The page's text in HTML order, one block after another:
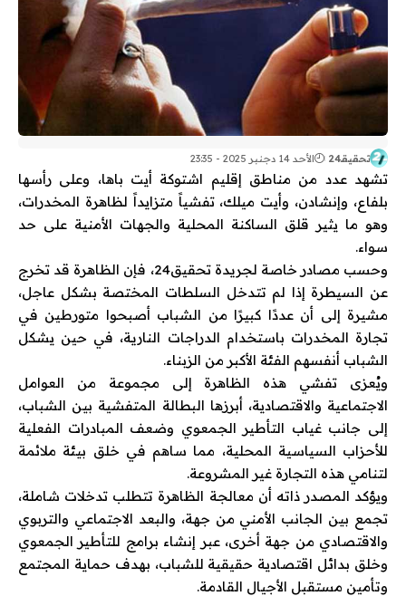
تحقيقـ24 الأحد 14 دجنبر 2025 - 23:35
تشهد عدد من مناطق إقليم اشتوكة أيت باها، وعلى رأسها
بلفاع، وإنشادن، وأيت ميلك، تفشياً متزايداً لظاهرة المخدرات،
وهو ما يثير قلق الساكنة المحلية والجهات الأمنية على حد
سواء.
وحسب مصادر خاصة لجريدة تحقيق24، فإن الظاهرة قد تخرج
عن السيطرة إذا لم تتدخل السلطات المختصة بشكل عاجل،
مشيرة إلى أن عددًا كبيرًا من الشباب أصبحوا متورطين في
تجارة المخدرات باستخدام الدراجات النارية، في حين يشكل
الشباب أنفسهم الفئة الأكبر من الزبناء.
ويُعزى تفشي هذه الظاهرة إلى مجموعة من العوامل
الاجتماعية والاقتصادية، أبرزها البطالة المتفشية بين الشباب،
إلى جانب غياب التأطير الجمعوي وضعف المبادرات الفعلية
للأحزاب السياسية المحلية، مما ساهم في خلق بيئة ملائمة
لتنامي هذه التجارة غير المشروعة.
ويؤكد المصدر ذاته أن معالجة الظاهرة تتطلب تدخلات شاملة،
تجمع بين الجانب الأمني من جهة، والبعد الاجتماعي والتربوي
والاقتصادي من جهة أخرى، عبر إنشاء برامج للتأطير الجمعوي
وخلق بدائل اقتصادية حقيقية للشباب، بهدف حماية المجتمع
وتأمين مستقبل الأجيال القادمة.